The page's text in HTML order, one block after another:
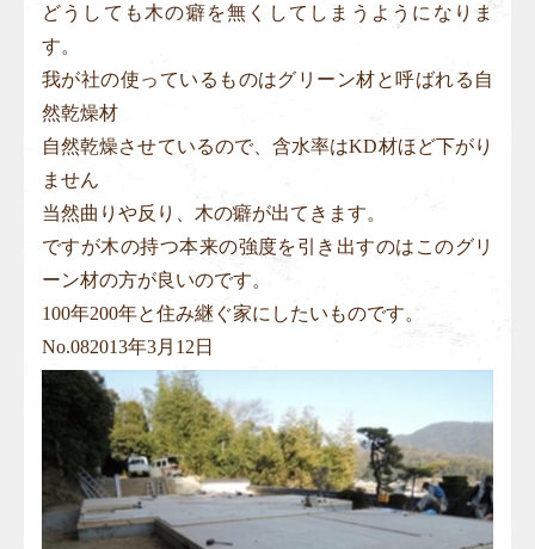
どうしても木の癖を無くしてしまうようになりま
す。
我が社の使っているものはグリーン材と呼ばれる自
然乾燥材
自然乾燥させているので、含水率はKD材ほど下がり
ません
当然曲りや反り、木の癖が出てきます。
ですが木の持つ本来の強度を引き出すのはこのグリ
ーン材の方が良いのです。
100年200年と住み継ぐ家にしたいものです。
No.082013年3月12日